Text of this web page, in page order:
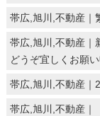
帯広,旭川,不動産｜
帯広,旭川,不動産｜
どうぞ宜しくお願い
帯広,旭川,不動産｜
帯広,旭川,不動産｜